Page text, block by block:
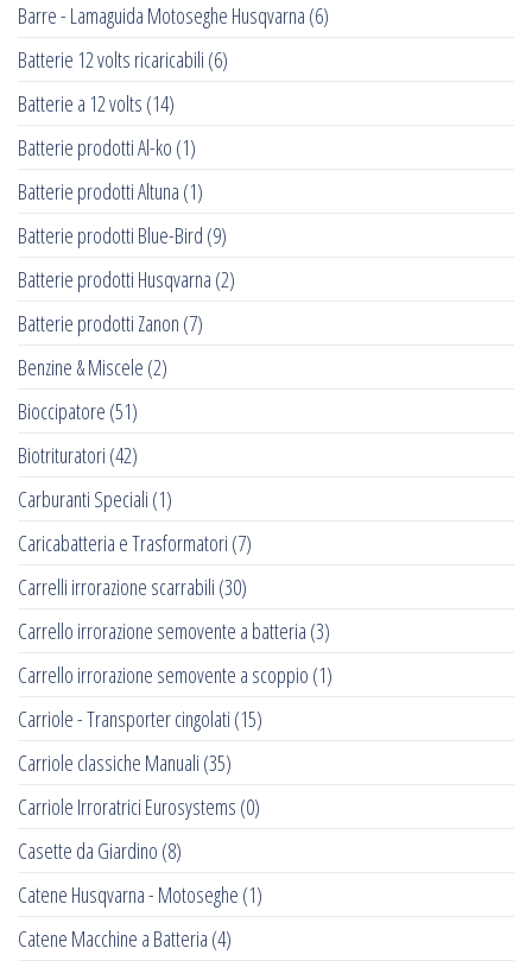
Barre - Lamaguida Motoseghe Husqvarna (6)
Batterie 12 volts ricaricabili (6)
Batterie a 12 volts (14)
Batterie prodotti Al-ko (1)
Batterie prodotti Altuna (1)
Batterie prodotti Blue-Bird (9)
Batterie prodotti Husqvarna (2)
Batterie prodotti Zanon (7)
Benzine & Miscele (2)
Bioccipatore (51)
Biotrituratori (42)
Carburanti Speciali (1)
Caricabatteria e Trasformatori (7)
Carrelli irrorazione scarrabili (30)
Carrello irrorazione semovente a batteria (3)
Carrello irrorazione semovente a scoppio (1)
Carriole - Transporter cingolati (15)
Carriole classiche Manuali (35)
Carriole Irroratrici Eurosystems (0)
Casette da Giardino (8)
Catene Husqvarna - Motoseghe (1)
Catene Macchine a Batteria (4)